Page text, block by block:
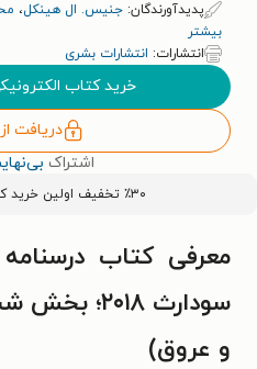
پدیدآورندگان: جنیس. ال هینکل،
بیشتر
انتشارات: انتشارات بشری
خرید کتاب
دریافت
اشتراک
٪۳۰ تخفیف اولین خرید کتاب با کد
معرفی کتاب
سودارث
و عروق)